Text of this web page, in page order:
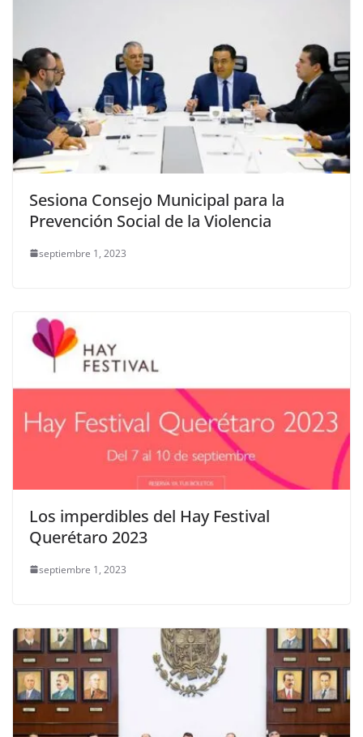
Sesiona Consejo Municipal para la
Prevención Social de la Violencia
septiembre 1, 2023
Los imperdibles del Hay Festival
Querétaro 2023
septiembre 1, 2023